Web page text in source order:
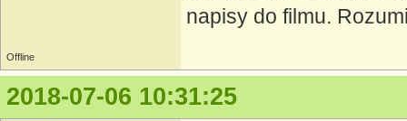
napisy do filmu.
Offline
2018-07-06 10:31:25